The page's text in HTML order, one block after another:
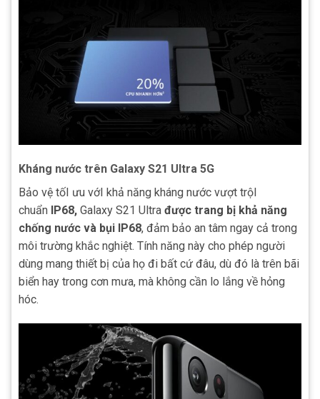
Kháng nước trên Galaxy S21 Ultra 5G
Bảo vệ tốI ưu vớI khả năng kháng nước vượt trộI
chuẩn IP68, Galaxy S21 Ultra được trang bị khả năng
chống nước và bụi IP68, đảm bảo an tâm ngay cả trong
môi trường khắc nghiệt. Tính năng này cho phép người
dùng mang thiết bị của họ đi bất cứ đâu, dù đó là trên bãi
biển hay trong cơn mưa, mà không cần lo lắng về hỏng
hóc.